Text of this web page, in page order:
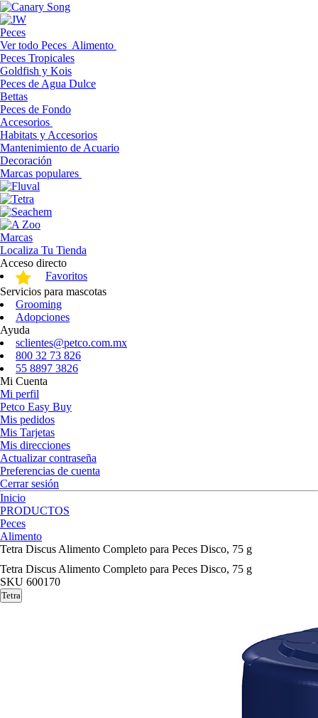
Peces
Ver todo Peces Alimento
Peces Tropicales
Goldfish y Kois
Peces de Agua Dulce
Bettas
Peces de Fondo
Accesorios
Habitats y Accesorios
Mantenimiento de Acuario
Decoración
Marcas populares
Marcas
Localiza Tu Tienda
Acceso directo
Favoritos
Servicios para mascotas
Grooming
Adopciones
Ayuda
sclientes@petco.com.mx
800 32 73 826
55 8897 3826
Mi Cuenta
Mi perfil
Petco Easy Buy
Mis pedidos
Mis Tarjetas
Mis direcciones
Actualizar contraseña
Preferencias de cuenta
Cerrar sesión
Inicio
PRODUCTOS
Peces
Alimento
Tetra Discus Alimento Completo para Peces Disco, 75 g
Tetra Discus Alimento Completo para Peces Disco, 75 g
SKU 600170
Tetra